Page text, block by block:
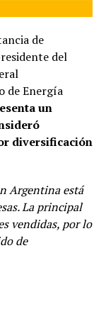
de
del
de Energía
un
diversificación
Argentina está
La principal
vendidas, por lo
de